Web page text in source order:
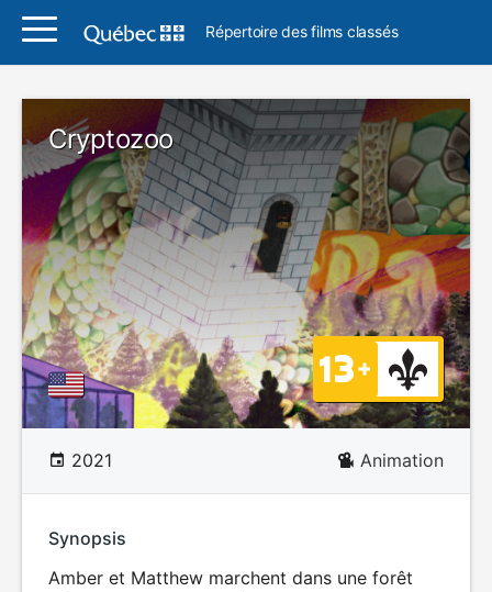
Répertoire des films classés
Cryptozoo
2021 Animation
Synopsis
Amber et Matthew marchent dans une forêt